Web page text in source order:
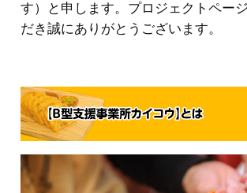
す）と申します。プロジェクトペー
だき誠にありがとうございます。